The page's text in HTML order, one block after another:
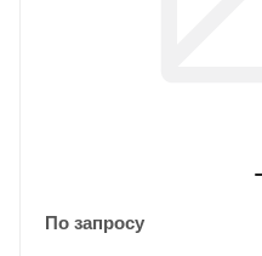
По запросу